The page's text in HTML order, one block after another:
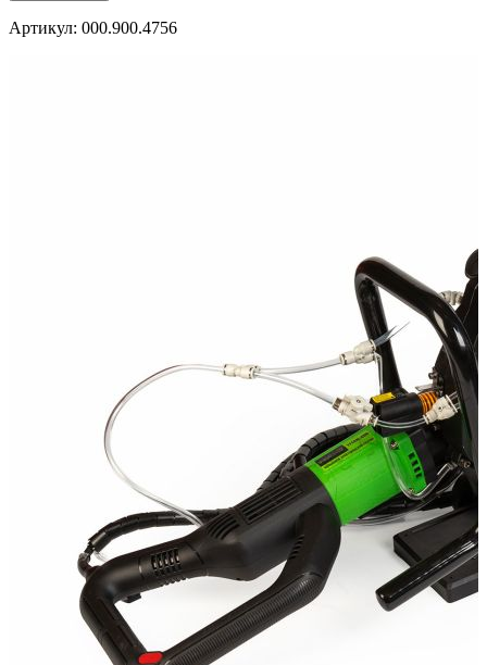
Артикул: 000.900.4756